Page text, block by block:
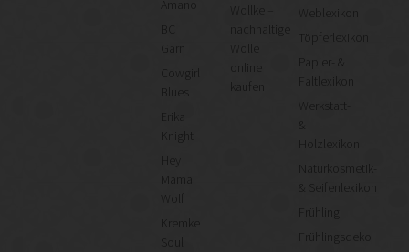
Cowgirl
Knight
Mama
Wolf
Kremke
Wollke –
nachhaltige
kaufen
Weblexikon
Töpferlexikon
Papier- &
Faltlexikon
Werkstatt-
&
Holzlexikon
Naturkosmetik-
& Seifenlexikon
Frühling
Frühlingsdeko